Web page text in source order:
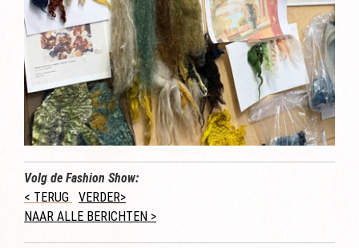
Volg de Fashion Show:
< TERUG
VERDER>
NAAR ALLE BERICHTEN >